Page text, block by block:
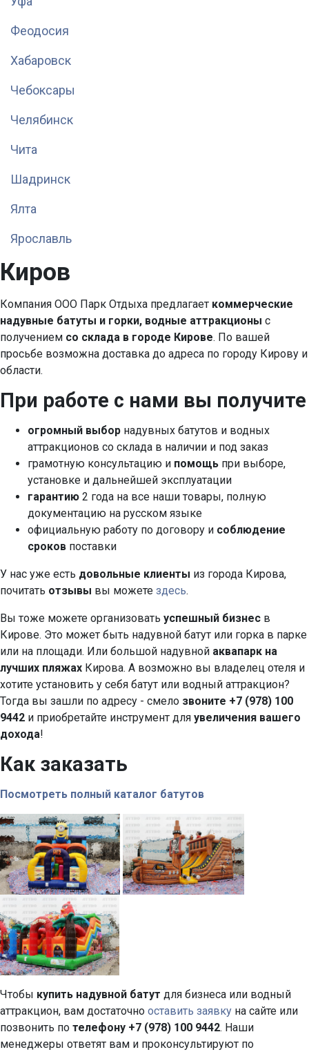
Феодосия
Хабаровск
Чебоксары
Челябинск
Чита
Шадринск
Ялта
Ярославль
Киров
Компания ООО Парк Отдыха предлагает коммерческие
надувные батуты и горки, водные аттракционы с
получением со склада в городе Кирове. По вашей
просьбе возможна доставка до адреса по городу Кирову и
области.
При работе с нами вы получите
огромный выбор надувных батутов и водных
аттракционов со склада в наличии и под заказ
грамотную консультацию и помощь при выборе,
установке и дальнейшей эксплуатации
гарантию 2 года на все наши товары, полную
документацию на русском языке
официальную работу по договору и соблюдение
сроков поставки
У нас уже есть довольные клиенты из города Кирова,
почитать отзывы вы можете здесь.
Вы тоже можете организовать успешный бизнес в
Кирове. Это может быть надувной батут или горка в парке
или на площади. Или большой надувной аквапарк на
лучших пляжах Кирова. А возможно вы владелец отеля и
хотите установить у себя батут или водный аттракцион?
Тогда вы зашли по адресу - смело звоните +7 (978) 100
9442 и приобретайте инструмент для увеличения вашего
дохода!
Как заказать
Посмотреть полный каталог батутов
Чтобы купить надувной батут для бизнеса или водный
аттракцион, вам достаточно оставить заявку на сайте или
позвонить по телефону +7 (978) 100 9442. Наши
менеджеры ответят вам и проконсультируют по